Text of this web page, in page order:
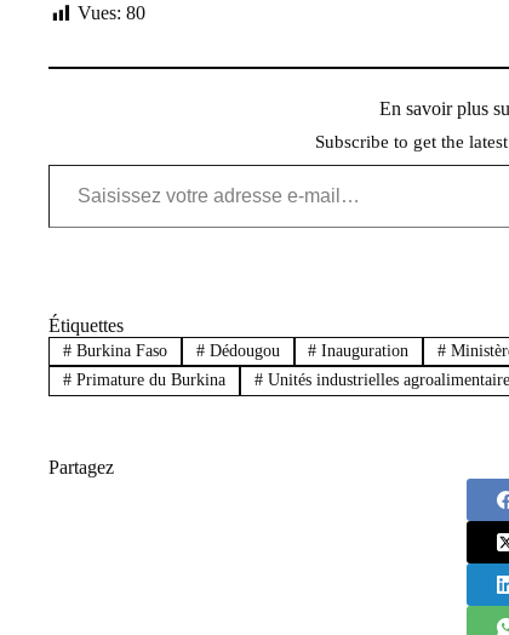
Vues: 80
En savoir plus
Subscribe to get the
Saisissez votre adresse e-mail…
Étiquettes
#Burkina Faso #Dédougou # Inauguration #
#Primature du Burkina #Unités industrielles agroalimentaire
Partagez